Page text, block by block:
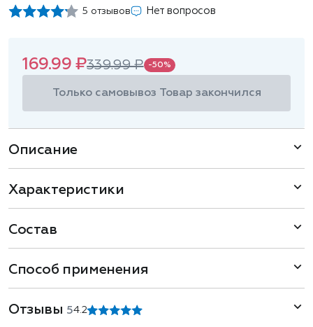
5 отзывов Нет вопросов
169.99 ₽339.99 ₽ -50%
Только самовывоз Товар закончился
Описание
Характеристики
Состав
Способ применения
Отзывы 54.2